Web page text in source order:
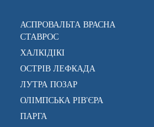
АСПРОВАЛЬТА ВРАСНА
СТАВРОС
ХАЛКІДІКІ
ОСТРІВ ЛЕФКАДА
ЛУТРА ПОЗАР
ОЛІМПСЬКА РІВ'ЄРА
ПАРГА